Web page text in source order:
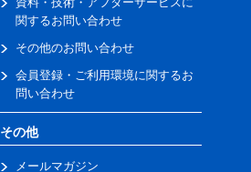
関するお問い合わせ
その他のお問い合わせ
会員登録・ご利用環境に関するお
問い合わせ
その他
メールマガジン